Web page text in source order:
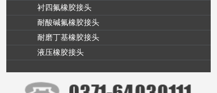
衬四氟橡胶接头
耐酸碱氟橡胶接头
耐磨丁基橡胶接头
液压橡胶接头